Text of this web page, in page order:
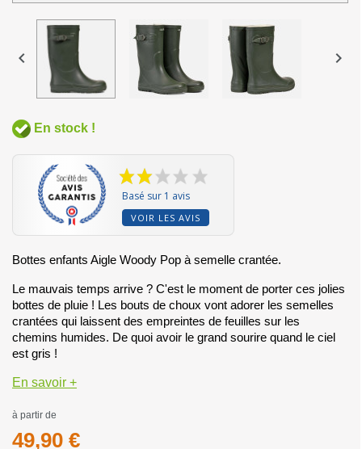
 
En stock !
Basé sur 1 avis
VOIR LES AVIS
Bottes enfants Aigle Woody Pop à semelle crantée.
Le mauvais temps arrive ? C'est le moment de porter ces jolies
bottes de pluie ! Les bouts de choux vont adorer les semelles
crantées qui laissent des empreintes de feuilles sur les
chemins humides. De quoi avoir le grand sourire quand le ciel
est gris !
En savoir +
à partir de
49,90 €